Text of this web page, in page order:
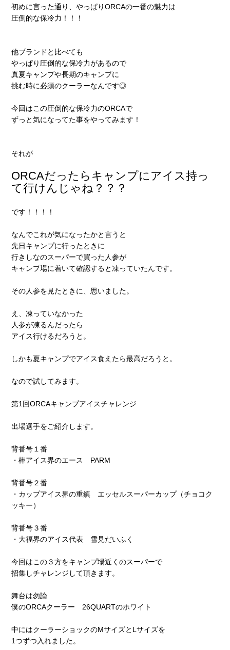
初めに言った通り、やっぱりORCAの一番の魅力は
圧倒的な保冷力！！！
他ブランドと比べても
やっぱり圧倒的な保冷力があるので
真夏キャンプや長期のキャンプに
挑む時に必須のクーラーなんです◎
今回はこの圧倒的な保冷力のORCAで
ずっと気になってた事をやってみます！
それが
ORCAだったらキャンプにアイス持っ
て行けんじゃね？？？
です！！！！
なんでこれが気になったかと言うと
先日キャンプに行ったときに
行きしなのスーパーで買った人参が
キャンプ場に着いて確認すると凍っていたんです。
その人参を見たときに、思いました。
え、凍っていなかった
人参が凍るんだったら
アイス行けるだろうと。
しかも夏キャンプでアイス食えたら最高だろうと。
なので試してみます。
第1回ORCAキャンプアイスチャレンジ
出場選手をご紹介します。
背番号１番
・棒アイス界のエース PARM
背番号２番
・カップアイス界の重鎮 エッセルスーパーカップ（チョコク
ッキー）
背番号３番
・大福界のアイス代表 雪見だいふく
今回はこの３方をキャンプ場近くのスーパーで
招集しチャレンジして頂きます。
舞台は勿論
僕のORCAクーラー 26QUARTのホワイト
中にはクーラーショックのMサイズとLサイズを
1つずつ入れました。